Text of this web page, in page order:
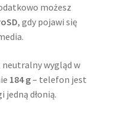
możesz
, gdy pojawi się
neutralny wygląd w
184 g– telefon jest
jedną dłonią.